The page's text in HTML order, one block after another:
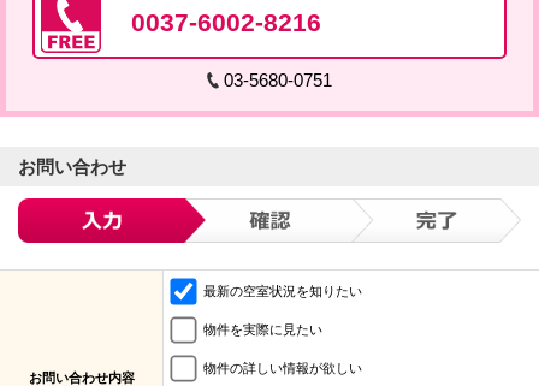
0037-6002-8216
03-5680-0751
お問い合わせ
お問い合わせ内容
最新の空室状況を知りたい
物件を実際に見たい
物件の詳しい情報が欲しい